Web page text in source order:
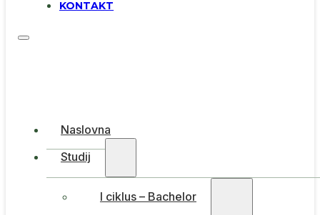
KONTAKT
Naslovna
Studij
I ciklus – Bachelor